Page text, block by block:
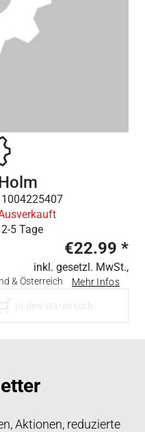
1004225407
2-5 Tage
€22.99 *
inkl. gesetzl. MwSt.,
& Österreich Mehr Infos
Aktionen, reduzierte